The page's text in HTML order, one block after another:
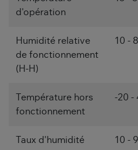
d'opération
Humidité relative
de fonctionnement
(H-H)
10 -
Température hors
fonctionnement
-20 -
Taux d'humidité
10 -